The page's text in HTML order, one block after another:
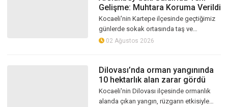
Gelişme: Muhtara Koruma Verildi
Kocaeli'nin Kartepe ilçesinde geçtiğimiz
günlerde sokak ortasında taş ve
sopalarla saldırıya uğrayarak ağır
02 Ağustos 2026
Dilovası’nda orman yangınında
10 hektarlık alan zarar gördü
Kocaeli'nin Dilovası ilçesinde ormanlık
alanda çıkan yangın, rüzgarın etkisiyle